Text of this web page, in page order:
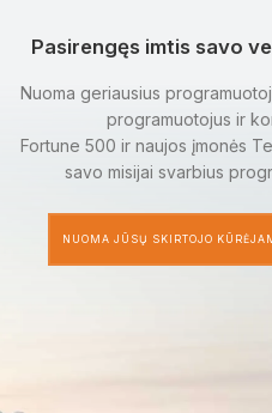
Pasirengęs imtis savo
Nuoma geriausius
programuotojus ir
Fortune 500 ir naujos įmonės
savo misijai svarbius
NUOMA JŪSŲ SKIRTOJO